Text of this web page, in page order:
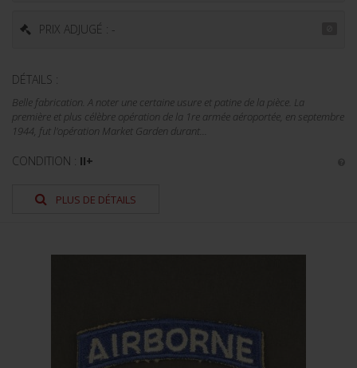
PRIX ADJUGÉ : -
DÉTAILS :
Belle fabrication. A noter une certaine usure et patine de la pièce. La
première et plus célèbre opération de la 1re armée aéroportée, en septembre
1944, fut l'opération Market Garden durant...
CONDITION : II+
PLUS DE DÉTAILS